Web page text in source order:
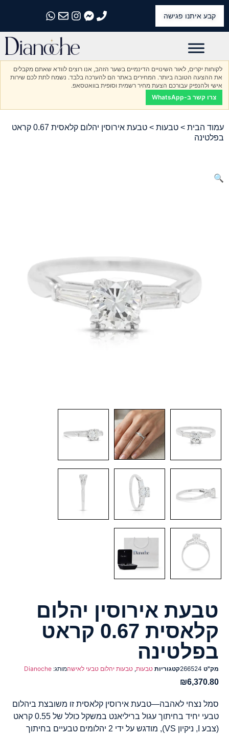
קבע איתנו פגישה
התקשרו אלינו
התקשרו אלינו
התקשרו אלינו
התקשרו אלינו
התקשרו אלינו
לקוחות יקרים, לאור השינויים הדינמיים בשער הזהב, אנו רוצים לוודא שאתם מקבלים
את ההצעה הטובה ביותר. המחירים באתר הם להערכה בלבד. נשמח לתת לכם שירות
אישי ולהנפיק עבורכם הצעת מחיר רשמית וסופית בוואטסאפ.
צרו קשר ב-WhatsApp
עמוד הבית > טבעות
> טבעת אירוסין יהלום קלאסית 0.67 קראט
בפלטינה
🔍
טבעת אירוסין יהלום
קלאסית 0.67 קראט
בפלטינה
מק"ט 266524קטגוריות טבעות, טבעות יהלום טבעי לאישהמותג: Dianoche
₪6,370.80
סמל נצחי לאהבה—טבעת אירוסין קלאסית זו משובצת ביהלום
טבעי יחיד בחיתוך עגול בריליאנט במשקל כולל של 0.55 קראט
(צבע I, ניקיון VS), מודגש על ידי 2 יהלומים טבעיים בחיתוך